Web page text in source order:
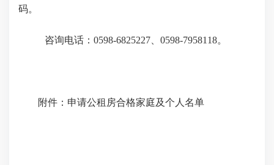
码。
咨询电话： 0598-6825227、0598-7958118。
附件：申请公租房合格家庭及个人名单